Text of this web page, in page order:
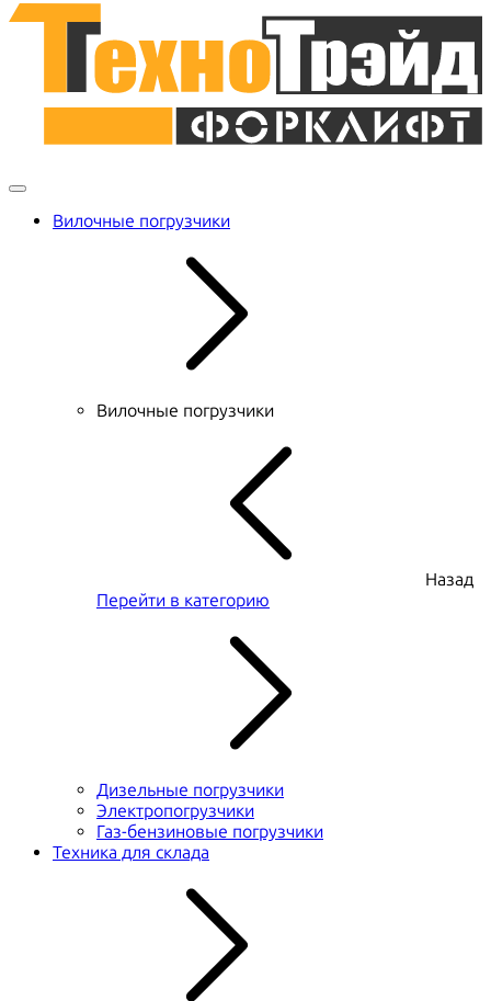
Вилочные погрузчики
Вилочные погрузчики
Назад
Перейти в категорию
Дизельные погрузчики
Электропогрузчики
Газ-бензиновые погрузчики
Техника для склада